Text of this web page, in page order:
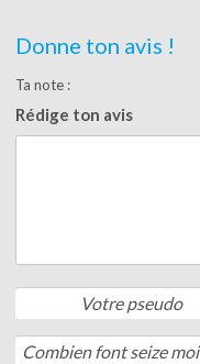
Donne ton avis !
Ta note :
Rédige ton avis